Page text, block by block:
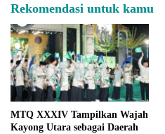
Rekomendasi untuk kamu
MTQ XXXIV Tampilkan Wajah
Kayong Utara sebagai Daerah